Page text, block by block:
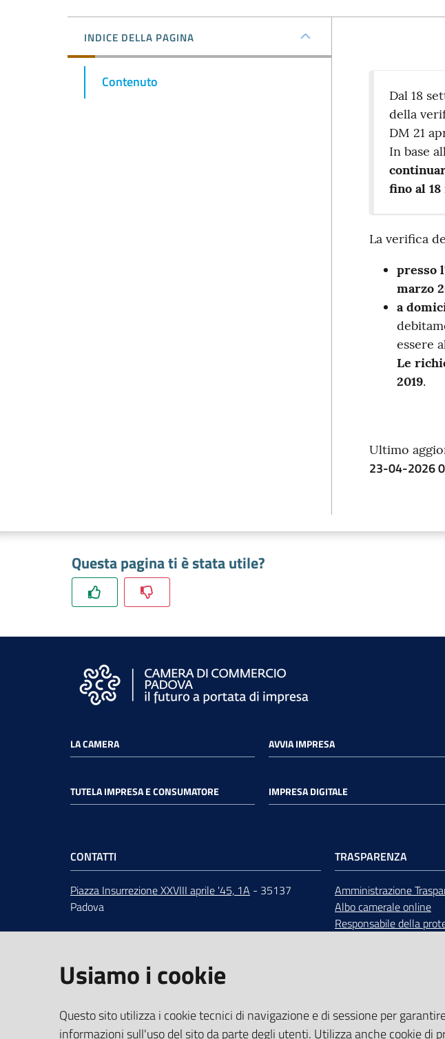
INDICE DELLA PAGINA
Contenuto
Dal 18
della
DM 21
In base
fino al 18
La verifica
presso
marzo
a
essere
Le
2019.
Ultimo
23-04-2026
Questa pagina ti è stata utile?
LA CAMERA AVVIA IMPRESA
TUTELA IMPRESA E CONSUMATORE IMPRESA DIGITALE
CONTATTI
Piazza Insurrezione XXVIII aprile '45, 1A - 35137
Padova
ORARIdal lunedì al venerdì 9:00 - 12:30
URP-Ufficio relazioni con il pubblico
PEC:cciaa@pd.legalmail.camcom.it
Dati per la fatturazione
TRASPARENZA
Amministrazione
Albo camerale online
Responsabile della
Usiamo i cookie
Questo sito utilizza i cookie tecnici di navigazione e di sessione per
informazioni sull'uso del sito da parte degli utenti. Utilizza anche cookie